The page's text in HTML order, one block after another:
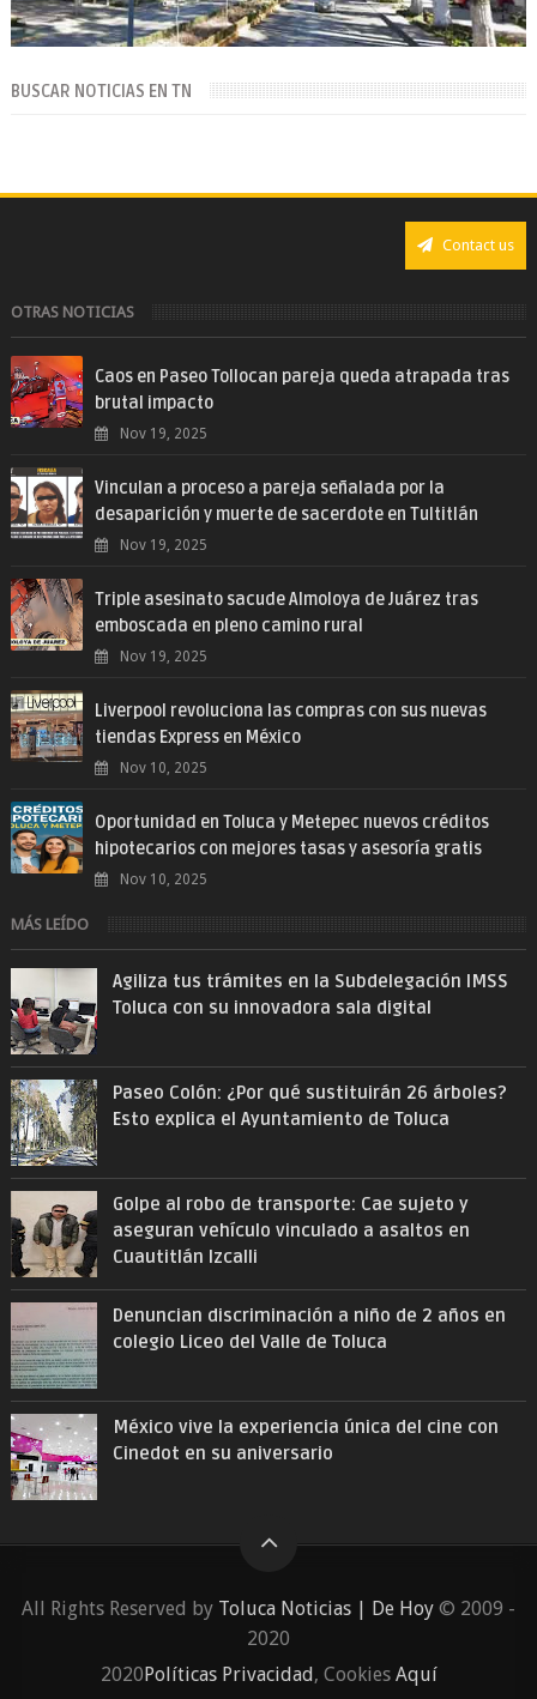
BUSCAR NOTICIAS EN TN
Contact us
OTRAS NOTICIAS
Caos en Paseo Tollocan pareja queda atrapada tras
brutal impacto
Nov 19, 2025
Vinculan a proceso a pareja señalada por la
desaparición y muerte de sacerdote en Tultitlán
Nov 19, 2025
Triple asesinato sacude Almoloya de Juárez tras
emboscada en pleno camino rural
Nov 19, 2025
Liverpool revoluciona las compras con sus nuevas
tiendas Express en México
Nov 10, 2025
Oportunidad en Toluca y Metepec nuevos créditos
hipotecarios con mejores tasas y asesoría gratis
Nov 10, 2025
MÁS LEÍDO
Agiliza tus trámites en la Subdelegación IMSS
Toluca con su innovadora sala digital
Paseo Colón: ¿Por qué sustituirán 26 árboles?
Esto explica el Ayuntamiento de Toluca
Golpe al robo de transporte: Cae sujeto y
aseguran vehículo vinculado a asaltos en
Cuautitlán Izcalli
Denuncian discriminación a niño de 2 años en
colegio Liceo del Valle de Toluca
México vive la experiencia única del cine con
Cinedot en su aniversario
All Rights Reserved by Toluca Noticias | De Hoy © 2009 -
2020
2020 Políticas Privacidad , Cookies Aquí